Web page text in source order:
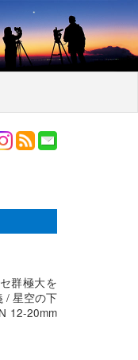
群極大を
/ 星空の下
12-20mm